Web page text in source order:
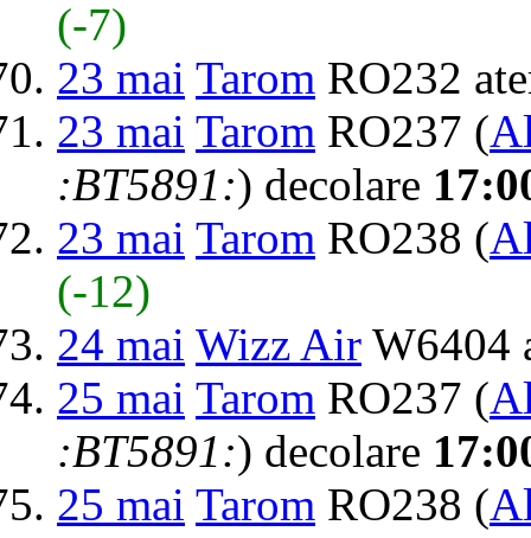
(-7)
23 mai Tarom RO232
23 mai Tarom RO237 (
:BT5891:) decolare
23 mai Tarom RO238 (
(-12)
24 mai Wizz Air W6404
25 mai Tarom RO237 (
:BT5891:) decolare
25 mai Tarom RO238 (